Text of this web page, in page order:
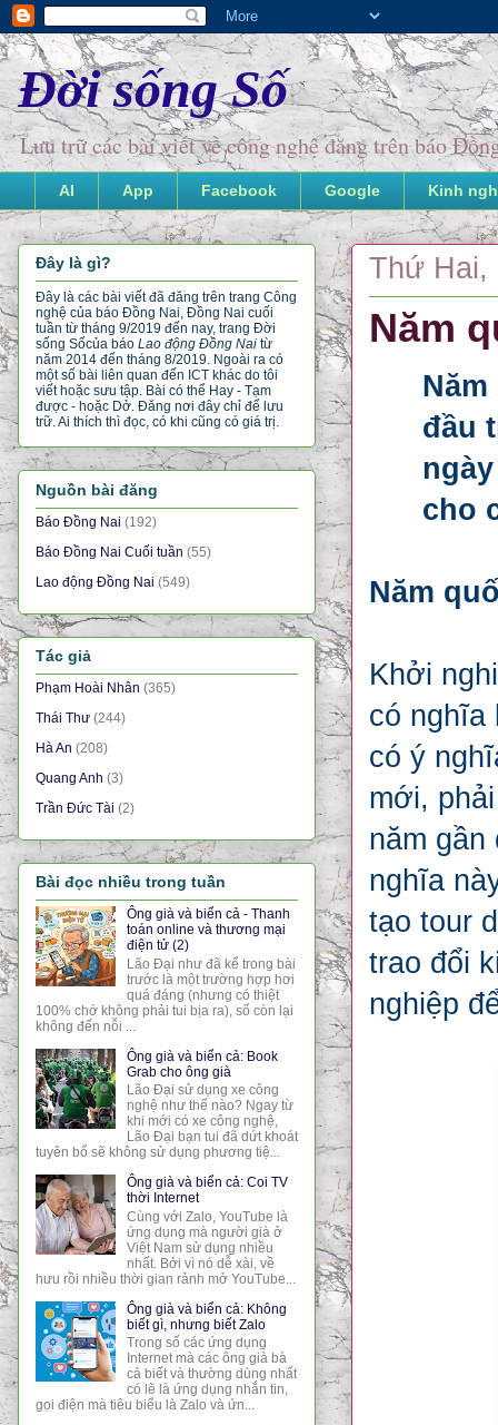
Đời sống Số
Lưu trữ các bài viết về công nghệ đăng trên báo
AI App Facebook Google Kinh
Thứ Hai,
Năm
đầu
cho
Năm
Khởi
có nghĩa
có ý
mới,
năm
nghĩa
tạo tour
trao đổi
nghiệp
Đây là gì?
Đây là các bài viết đã đăng trên trang Công
nghệ của báo Đồng Nai, Đồng Nai cuối
tuần từ tháng 9/2019 đến nay, trang Đời
sống Sốcủa báo Lao động Đồng Nai từ
năm 2014 đến tháng 8/2019. Ngoài ra có
một số bài liên quan đến ICT khác do tôi
viết hoặc sưu tập. Bài có thể Hay - Tạm
được - hoặc Dở. Đăng nơi đây chỉ để lưu
trữ. Ai thích thì đọc, có khi cũng có giá trị.
Nguồn bài đăng
Báo Đồng Nai (192)
Báo Đồng Nai Cuối tuần (55)
Lao động Đồng Nai (549)
Tác giả
Phạm Hoài Nhân (365)
Thái Thư (244)
Hà An (208)
Quang Anh (3)
Trần Đức Tài (2)
Bài đọc nhiều trong tuần
Ông già và biển cả - Thanh
toán online và thương mại
điện tử (2)
Lão Đại như đã kể trong bài
trước là một trường hợp hơi
quá đáng (nhưng có thiệt
100% chớ không phải tui bịa ra), số còn lại
không đến nỗi ...
Ông già và biển cả: Book
Grab cho ông già
Lão Đại sử dụng xe công
nghệ như thế nào? Ngay từ
khi mới có xe công nghệ,
Lão Đại bạn tui đã dứt khoát
tuyên bố sẽ không sử dụng phương tiệ...
Ông già và biển cả: Coi TV
thời Internet
Cùng với Zalo, YouTube là
ứng dụng mà người già ở
Việt Nam sử dụng nhiều
nhất. Bởi vì nó dễ xài, về
hưu rồi nhiều thời gian rảnh mở YouTube...
Ông già và biển cả: Không
biết gì, nhưng biết Zalo
Trong số các ứng dụng
Internet mà các ông già bà
cả biết và thường dùng nhất
có lẽ là ứng dụng nhắn tin,
gọi điện mà tiêu biểu là Zalo và ứn...